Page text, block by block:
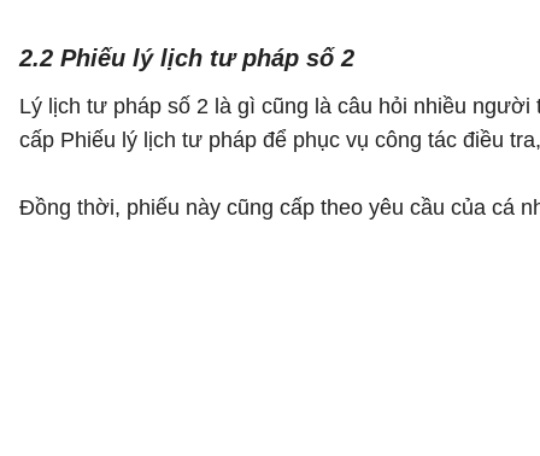
2.2 Phiếu lý lịch tư pháp số 2
Lý lịch tư pháp số 2 là gì cũng là câu hỏi nhiều
cấp Phiếu lý lịch tư pháp để phục vụ công tác điều
Đồng thời, phiếu này cũng cấp theo yêu cầu của cá